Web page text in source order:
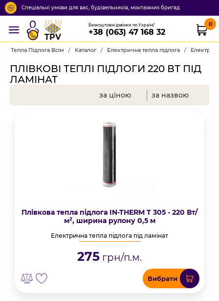
Спеціальні умови для вас, будівельників, монтажних бригад
TPV
Безкоштовні дзвінки по Україні!
+38 (063) 47 168 32
0
Тепла Підлога Всім / Каталог / Електрична тепла підлога /
ПЛІВКОВІ ТЕПЛІ ПІДЛОГИ 220 ВТ ПІД
ЛАМІНАТ
за ціною за назвою
Плівкова тепла підлога IN-THERM T 305 - 220 Вт/
м², ширина рулону 0,5 м
Електрична тепла підлога під ламінат
275 грн/п.м.
Вибрати